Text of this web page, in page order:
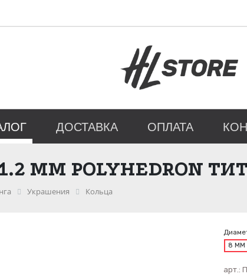
ДОСТАВКА ОПЛАТА
ММ POLYHEDRON
Украшения Кольца
8 ММ
арт.: